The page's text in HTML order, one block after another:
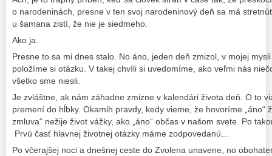
o narodeninách, presne v ten svoj narodeninový deň sa má
u šamana zistí, že nie je siedmeho.
Ako ja.
Presne to sa mi dnes stalo. No áno, jeden deň zmizol, v mojej
položíme si otázku. V takej chvíli si uvedomíme, ako veľmi nás
všetko sme niesli.
Je zvláštne, ak nám záhadne zmizne v kalendári života deň. O to
premení do hĺbky. Okamih pravdy, kedy vieme, že hovoríme „áno“
zmluva“ nežije život vážky, ako „áno“ občas v našom svete. Po
Prvú časť hlavnej životnej otázky máme zodpovedanú…
Po včerajšej noci a dnešnej ceste do Zvolena unavene, no